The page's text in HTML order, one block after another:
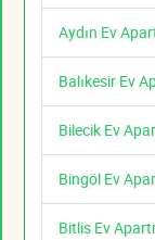
Aydın Ev
Balıkesir Ev
Bilecik Ev
Bingöl Ev
Bitlis Ev